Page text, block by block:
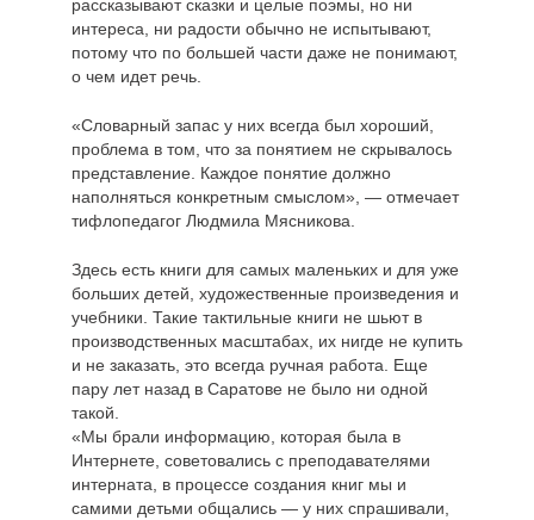
рассказывают сказки и целые поэмы, но ни
интереса, ни радости обычно не испытывают,
потому что по большей части даже не понимают,
о чем идет речь.
«Словарный запас у них всегда был хороший,
проблема в том, что за понятием не скрывалось
представление. Каждое понятие должно
наполняться конкретным смыслом», — отмечает
тифлопедагог Людмила Мясникова.
Здесь есть книги для самых маленьких и для уже
больших детей, художественные произведения и
учебники. Такие тактильные книги не шьют в
производственных масштабах, их нигде не купить
и не заказать, это всегда ручная работа. Еще
пару лет назад в Саратове не было ни одной
такой.
«Мы брали информацию, которая была в
Интернете, советовались с преподавателями
интерната, в процессе создания книг мы и
самими детьми общались — у них спрашивали,